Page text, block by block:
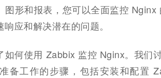
形和报表，您可以全面监控 Nginx
应和解决潜在的问题。
如何使用 Zabbix 监控 Nginx。我们
备工作的步骤，包括安装和配置